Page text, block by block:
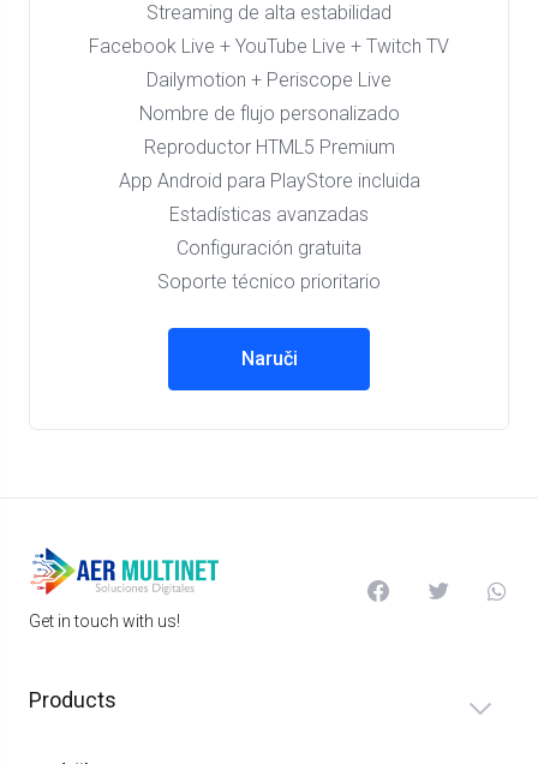
Streaming de alta estabilidad
Facebook Live + YouTube Live + Twitch TV
Dailymotion + Periscope Live
Nombre de flujo personalizado
Reproductor HTML5 Premium
App Android para PlayStore incluida
Estadísticas avanzadas
Configuración gratuita
Soporte técnico prioritario
Naruči
Get in touch with us!
Products